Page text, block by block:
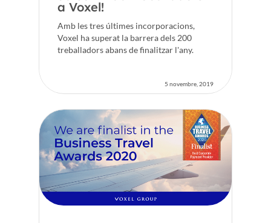
a Voxel!
Amb les tres últimes incorporacions,
Voxel ha superat la barrera dels 200
treballadors abans de finalitzar l'any.
5 novembre, 2019